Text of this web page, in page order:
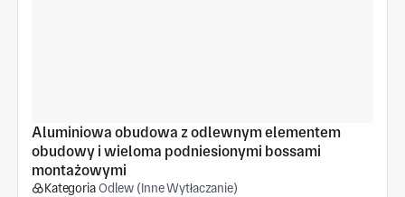
Aluminiowa obudowa z odlewnym elementem
obudowy i wieloma podniesionymi bossami
montażowymi
KategoriaOdlew (Inne Wytłaczanie)